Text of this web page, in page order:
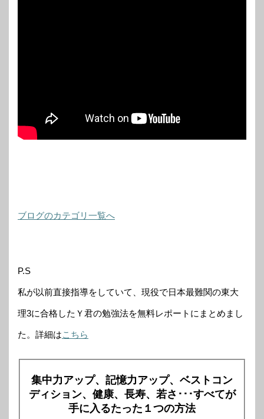
ブログのカテゴリ一覧へ
P.S
私が以前直接指導をしていて、現役で日本最難関の東大
理3に合格したＹ君の勉強法を無料レポートにまとめまし
た。詳細はこちら
集中力アップ、記憶力アップ、ベストコン
ディション、健康、長寿、若さ･･･すべてが
手に入るたった１つの方法